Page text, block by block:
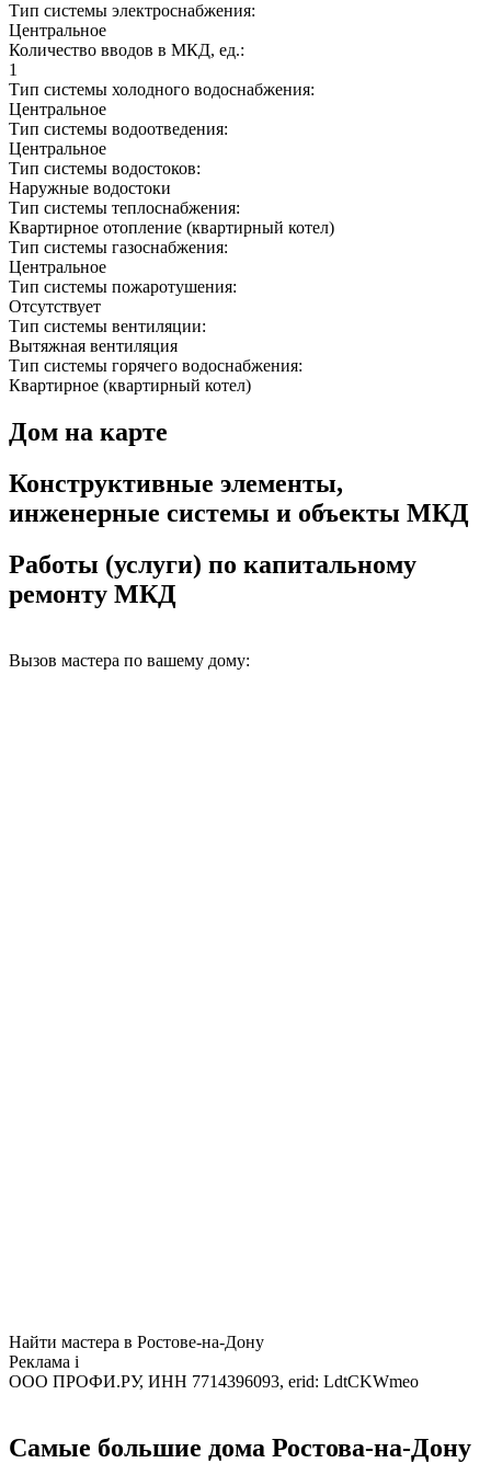
Тип системы электроснабжения:
Центральное
Количество вводов в МКД, ед.:
1
Тип системы холодного водоснабжения:
Центральное
Тип системы водоотведения:
Центральное
Тип системы водостоков:
Наружные водостоки
Тип системы теплоснабжения:
Квартирное отопление (квартирный котел)
Тип системы газоснабжения:
Центральное
Тип системы пожаротушения:
Отсутствует
Тип системы вентиляции:
Вытяжная вентиляция
Тип системы горячего водоснабжения:
Квартирное (квартирный котел)
Дом на карте
Конструктивные элементы,
инженерные системы и объекты МКД
Работы (услуги) по капитальному
ремонту МКД
Вызов мастера по вашему дому:
Найти мастера в Ростове-на-Дону
Реклама i
ООО ПРОФИ.РУ, ИНН 7714396093, erid: LdtCKWmeo
Самые большие дома Ростова-на-Дону